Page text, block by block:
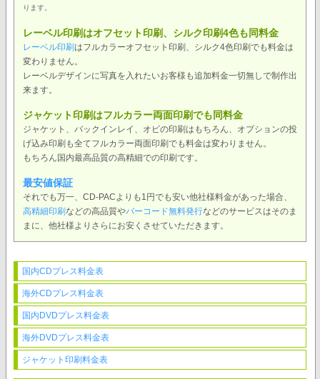
ります。
レーベル印刷はオフセット印刷、シルク印刷4色も同料金
レーベル印刷はフルカラーオフセット印刷、シルク4色印刷でも料金は
変わりません。
レーベルデザインに写真を入れたいお客様も追加料金一切無しで制作出
来ます。
ジャケット印刷はフルカラー両面印刷でも同料金
ジャケット、バックインレイ、オビの印刷はもちろん、オプションの投
げ込み印刷も全てフルカラー両面印刷でも料金は変わりません。
もちろん国内最高品質の高精細での印刷です。
最安値保証
それでも万一、CD-PACよりも1円でも安い他社様料金があった場合、
高精細印刷 などの高品質やバーコード無料発行などのサービスはそのま
まに、他社様よりさらにお安くさせていただきます。
国内CDプレス料金表
海外CDプレス料金表
国内DVDプレス料金表
海外DVDプレス料金表
ジャケット印刷料金表